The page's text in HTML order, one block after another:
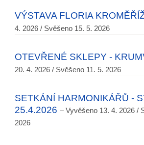
VÝSTAVA FLORIA
4. 2026 / Svěšeno 15. 5. 2026
OTEVŘENÉ SKLEPY -
20. 4. 2026 / Svěšeno 11. 5. 2026
SETKÁNÍ HARMONIKÁŘŮ -
25.4.2026 – Vyvěšeno 13. 4. 2026 /
2026